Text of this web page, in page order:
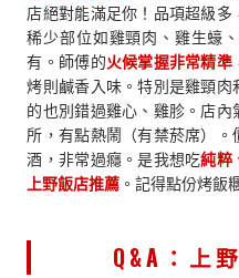
店絕對能滿足你！品項超級
稀少部位如雞頸肉、雞生蠔
有。師傅的火候掌握非常精準
烤則鹹香入味。特別是雞頸
的也別錯過雞心、雞胗。店
所，有點熱鬧（有禁菸席）
酒，非常過癮。是我想吃純粹
上野飯店推薦 。記得點份烤飯
Q&A：上